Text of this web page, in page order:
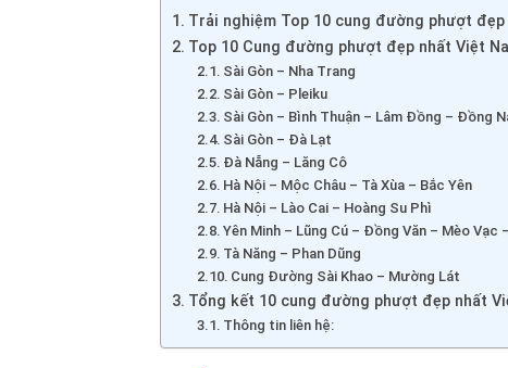
Trải nghiệm Top 10 cung đường phượt
Top 10 Cung đường phượt đẹp nhất Việt
Sài Gòn – Nha Trang
Sài Gòn – Pleiku
Sài Gòn – Bình Thuận – Lâm Đồng – Đồng
Sài Gòn – Đà Lạt
Đà Nẵng – Lăng Cô
Hà Nội – Mộc Châu – Tà Xùa – Bắc Yên
Hà Nội – Lào Cai – Hoàng Su Phì
Yên Minh – Lũng Cú – Đồng Văn – Mèo Vạc
Tà Năng – Phan Dũng
Cung Đường Sài Khao – Mường Lát
Tổng kết 10 cung đường phượt đẹp nhất
Thông tin liên hệ: